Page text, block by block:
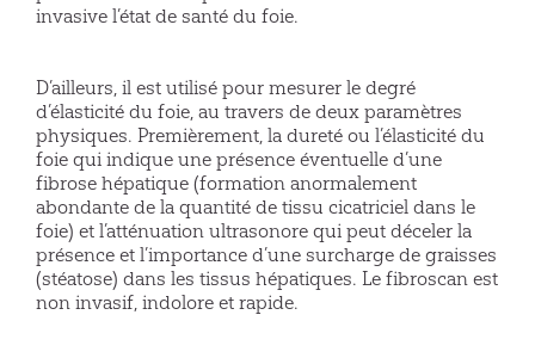
invasive l’état de santé du foie.
D’ailleurs, il est utilisé pour mesurer le degré
d’élasticité du foie, au travers de deux paramètres
physiques. Premièrement, la dureté ou l’élasticité du
foie qui indique une présence éventuelle d’une
fibrose hépatique (formation anormalement
abondante de la quantité de tissu cicatriciel dans le
foie) et l’atténuation ultrasonore qui peut déceler la
présence et l’importance d’une surcharge de graisses
(stéatose) dans les tissus hépatiques. Le fibroscan est
non invasif, indolore et rapide.